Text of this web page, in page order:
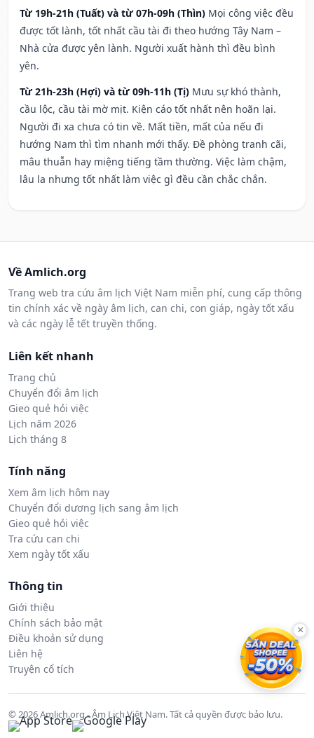
Từ 19h-21h (Tuất) và từ 07h-09h (Thìn) Mọi công việc đều
được tốt lành, tốt nhất cầu tài đi theo hướng Tây Nam –
Nhà cửa được yên lành. Người xuất hành thì đều bình
yên.
Từ 21h-23h (Hợi) và từ 09h-11h (Tị) Mưu sự khó thành,
cầu lộc, cầu tài mờ mịt. Kiện cáo tốt nhất nên hoãn lại.
Người đi xa chưa có tin về. Mất tiền, mất của nếu đi
hướng Nam thì tìm nhanh mới thấy. Đề phòng tranh cãi,
mâu thuẫn hay miệng tiếng tầm thường. Việc làm chậm,
lâu la nhưng tốt nhất làm việc gì đều cần chắc chắn.
Về Amlich.org
Trang web tra cứu âm lịch Việt Nam miễn phí, cung cấp thông
tin chính xác về ngày âm lịch, can chi, con giáp, ngày tốt xấu
và các ngày lễ tết truyền thống.
Liên kết nhanh
Trang chủ
Chuyển đổi âm lịch
Gieo quẻ hỏi việc
Lịch năm 2026
Lịch tháng 8
Tính năng
Xem âm lịch hôm nay
Chuyển đổi dương lịch sang âm lịch
Gieo quẻ hỏi việc
Tra cứu can chi
Xem ngày tốt xấu
Thông tin
Giới thiệu
Chính sách bảo mật
Điều khoản sử dụng
Liên hệ
Truyện cổ tích
© 2026 Amlich.org - Âm Lịch Việt Nam. Tất cả quyền được bảo lưu.
×